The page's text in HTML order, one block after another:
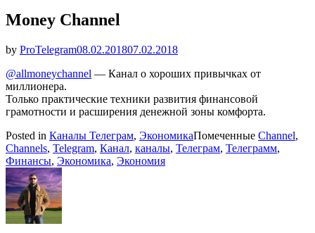
Money Channel
by ProTelegramОпубликовано
08.02.201807.02.2018
@allmoneychannel — Канал о хороших привычках от
миллионера.
Только практические техники развития финансовой
грамотности и расширения денежной зоны комфорта.
Posted in Каналы Телеграм, ЭкономикаПомеченные Channel,
Channels, Telegram, Канал, каналы, Телеграм, Телеграмм,
Финансы, Экономика, Экономия